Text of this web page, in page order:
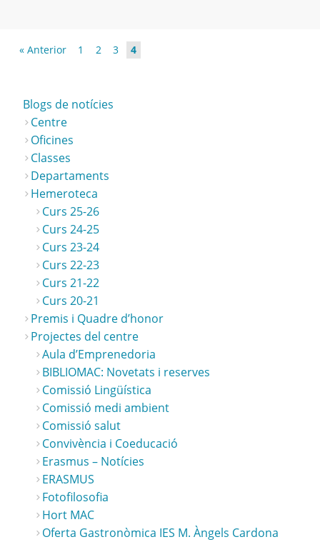
« Anterior 1 2 3 4
Blogs de notícies
Centre
Oficines
Classes
Departaments
Hemeroteca
Curs 25-26
Curs 24-25
Curs 23-24
Curs 22-23
Curs 21-22
Curs 20-21
Premis i Quadre d’honor
Projectes del centre
Aula d’Emprenedoria
BIBLIOMAC: Novetats i reserves
Comissió Lingüística
Comissió medi ambient
Comissió salut
Convivència i Coeducació
Erasmus – Notícies
ERASMUS
Fotofilosofia
Hort MAC
Oferta Gastronòmica IES M. Àngels Cardona